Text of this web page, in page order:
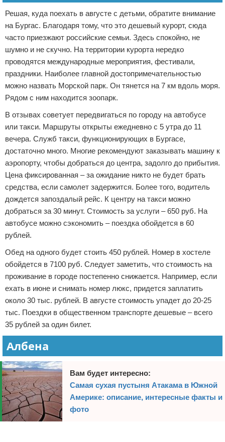
Решая, куда поехать в августе с детьми, обратите внимание
на Бургас. Благодаря тому, что это дешевый курорт, сюда
часто приезжают российские семьи. Здесь спокойно, не
шумно и не скучно. На территории курорта нередко
проводятся международные мероприятия, фестивали,
праздники. Наиболее главной достопримечательностью
можно назвать Морской парк. Он тянется на 7 км вдоль моря.
Рядом с ним находится зоопарк.
В отзывах советует передвигаться по городу на автобусе
или такси. Маршруты открыты ежедневно с 5 утра до 11
вечера. Служб такси, функционирующих в Бургасе,
достаточно много. Многие рекомендуют заказывать машину к
аэропорту, чтобы добраться до центра, задолго до прибытия.
Цена фиксированная – за ожидание никто не будет брать
средства, если самолет задержится. Более того, водитель
дождется запоздалый рейс. К центру на такси можно
добраться за 30 минут. Стоимость за услуги – 650 руб. На
автобусе можно сэкономить – поездка обойдется в 60
рублей.
Обед на одного будет стоить 450 рублей. Номер в хостеле
обойдется в 7100 руб. Следует заметить, что стоимость на
проживание в городе постепенно снижается. Например, если
ехать в июне и снимать номер люкс, придется заплатить
около 30 тыс. рублей. В августе стоимость упадет до 20-25
тыс. Поездки в общественном транспорте дешевые – всего
35 рублей за один билет.
Албена
Вам будет интересно:
Самая сухая пустыня Атакама в Южной
Америке: описание, интересные факты и
фото